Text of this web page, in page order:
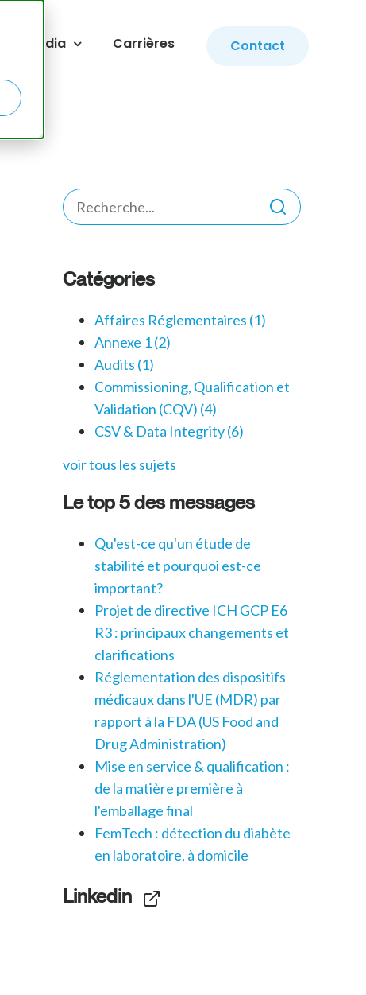
Media Carrières Contact
Catégories
Affaires Réglementaires (1)
Annexe 1(2)
Audits (1)
Commissioning, Qualification et
Validation (CQV) (4)
CSV & Data Integrity(6)
voir tous les sujets
Le top 5 des messages
Qu'est-ce qu'un étude de
stabilité et pourquoi est-ce
important?
Projet de directive ICH GCP E6
R3 : principaux changements et
clarifications
Réglementation des dispositifs
médicaux dans l'UE (MDR) par
rapport à la FDA (US Food and
Drug Administration)
Mise en service & qualification :
de la matière première à
l'emballage final
FemTech : détection du diabète
en laboratoire, à domicile
Linkedin